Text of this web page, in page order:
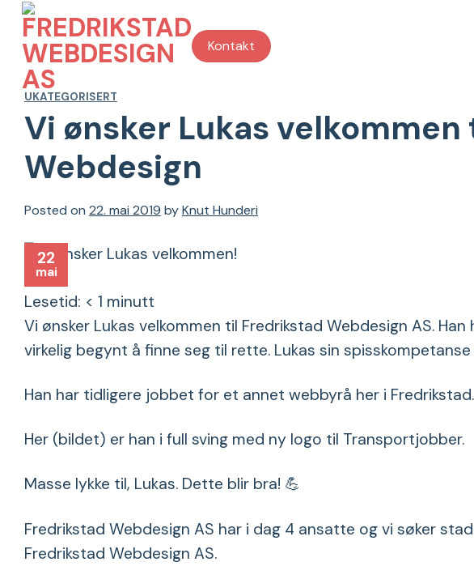
Skip
content
Kontakt
UKATEGORISERT
Vi ønsker Lukas
Webdesign
Posted on 22. mai 2019 byKnut Hunderi
22
mai
Lesetid: < 1 minutt
Vi ønsker Lukas velkommen til Fredrikstad Webdesign AS.
virkelig begynt å finne seg til rette. Lukas sin
Han har tidligere jobbet for et annet webbyrå her i Fredrikstad.
Her (bildet) er han i full sving med ny logo til Transportjobber.
Masse lykke til, Lukas. Dette blir bra! 💪
Fredrikstad Webdesign AS har i dag 4 ansatte og vi søker
Fredrikstad Webdesign AS.